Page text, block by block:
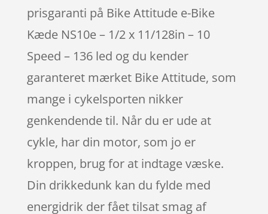
prisgaranti på Bike Attitude e-Bike
Kæde NS10e – 1/2 x 11/128in – 10
Speed – 136 led og du kender
garanteret mærket Bike Attitude, som
mange i cykelsporten nikker
genkendende til. Når du er ude at
cykle, har din motor, som jo er
kroppen, brug for at indtage væske.
Din drikkedunk kan du fylde med
energidrik der fået tilsat smag af